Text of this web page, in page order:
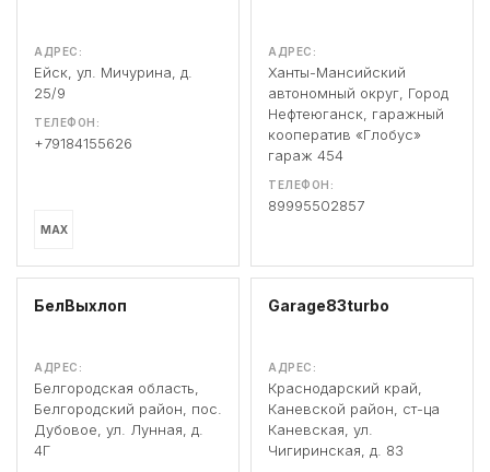
АДРЕС:
Ейск, ул. Мичурина, д.
25/9
ТЕЛЕФОН:
+79184155626
MAX
АДРЕС:
Ханты-Мансийский
автономный округ, Город
Нефтеюганск, гаражный
кооператив «Глобус»
гараж 454
ТЕЛЕФОН:
89995502857
БелВыхлоп
АДРЕС:
Белгородская область,
Белгородский район, пос.
Дубовое, ул. Лунная, д.
4Г
Garage83turbo
АДРЕС:
Краснодарский край,
Каневской район, ст-ца
Каневская, ул.
Чигиринская, д. 83